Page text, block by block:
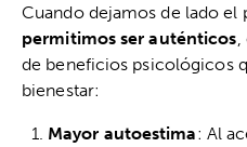
Cuando dejamos de lado
permitimos ser auténticos
de beneficios psicológicos
bienestar:
Mayor autoestima: Al